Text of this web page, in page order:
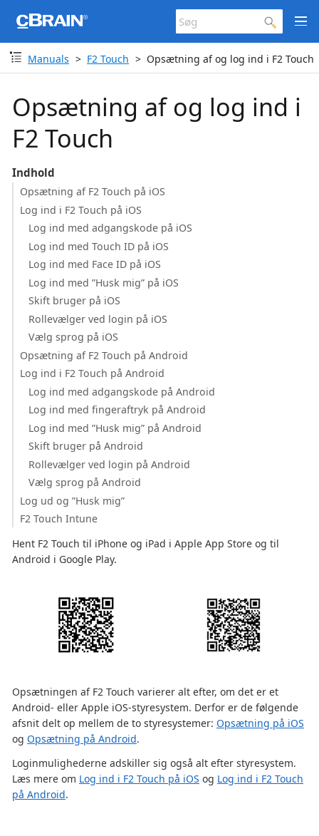
Manuals F2 Touch Opsætning af og log ind i F2 Touch
Opsætning af og log ind i
F2 Touch
Indhold
Opsætning af F2 Touch på iOS
Log ind i F2 Touch på iOS
Log ind med adgangskode på iOS
Log ind med Touch ID på iOS
Log ind med Face ID på iOS
Log ind med ”Husk mig” på iOS
Skift bruger på iOS
Rollevælger ved login på iOS
Vælg sprog på iOS
Opsætning af F2 Touch på Android
Log ind i F2 Touch på Android
Log ind med adgangskode på Android
Log ind med fingeraftryk på Android
Log ind med ”Husk mig” på Android
Skift bruger på Android
Rollevælger ved login på Android
Vælg sprog på Android
Log ud og ”Husk mig”
F2 Touch Intune
Hent F2 Touch til iPhone og iPad i Apple App Store og til
Android i Google Play.
Opsætningen af F2 Touch varierer alt efter, om det er et
Android- eller Apple iOS-styresystem. Derfor er de følgende
afsnit delt op mellem de to styresystemer: Opsætning på iOS
og Opsætning på Android.
Loginmulighederne adskiller sig også alt efter styresystem.
Læs mere om Log ind i F2 Touch på iOS og Log ind i F2 Touch
på Android.